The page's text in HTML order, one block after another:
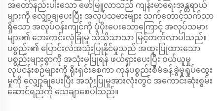
အတော်နည်းပါးသော ဖော်မြူလာသည် ကျန်းမာရေးအန္တရာယ်
များကို လျှော့ချပေးပြီး အလုပ်သမားများ သက်တောင့်သက်သာ
ရှိသော အလုပ်ဝန်းကျင်ကို ပံ့ပိုးပေးသောကြောင့် အလုပ်သမား
များ၏ ဘေးကင်းလုံခြုံမှု သိသိသာသာ မြင့်တက်လာပါသည်။
ပစ္စည်း၏ ပြောင်းလဲအသုံးပြုနိုင်မှုသည် အထူးပြုထားသော
ပစ္စည်းများစွာကို အသုံးမပြုရန် ဖယ်ရှားပေးပြီး ဝယ်ယူမှု
လုပ်ငန်းစဉ်များကို ရိုးရှင်းစေကာ ကုန်ပစ္စည်းစီမံခန့်ခွဲမှုရှုပ်ထွေး
မှုကို လျှော့ချပေးပြီး အသုံးပြုမှုအားလုံးတွင် အကောင်းဆုံးစွမ်း
ဆောင်ရည်ကို သေချာစေပါသည်။